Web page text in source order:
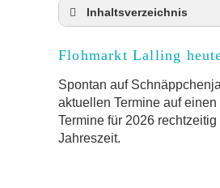
Inhaltsverzeichnis
Anmeldung &
Online-Flohmarkt
Welche
Aktuelle Flohmarkt-
Flohmarkt Lalling
Spontan auf
aktuellen Termine auf
Termine für 2026
Jahreszeit.